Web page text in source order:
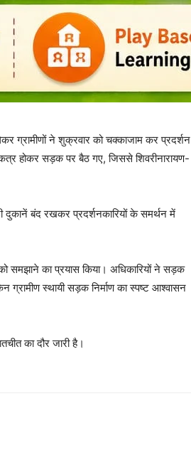
ग्रामीणों ने शुक्रवार को चक्काजाम कर प्रदर्शन
होकर सड़क पर बैठ गए, जिससे शिवरीनारायण-
दुकानें बंद रखकर प्रदर्शनकारियों के समर्थन में
समझाने का प्रयास किया। अधिकारियों ने सड़क
ग्रामीण स्थायी सड़क निर्माण का स्पष्ट आश्वासन
का दौर जारी है।